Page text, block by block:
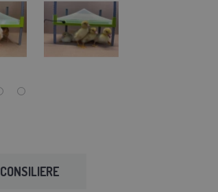
CONSILIERE